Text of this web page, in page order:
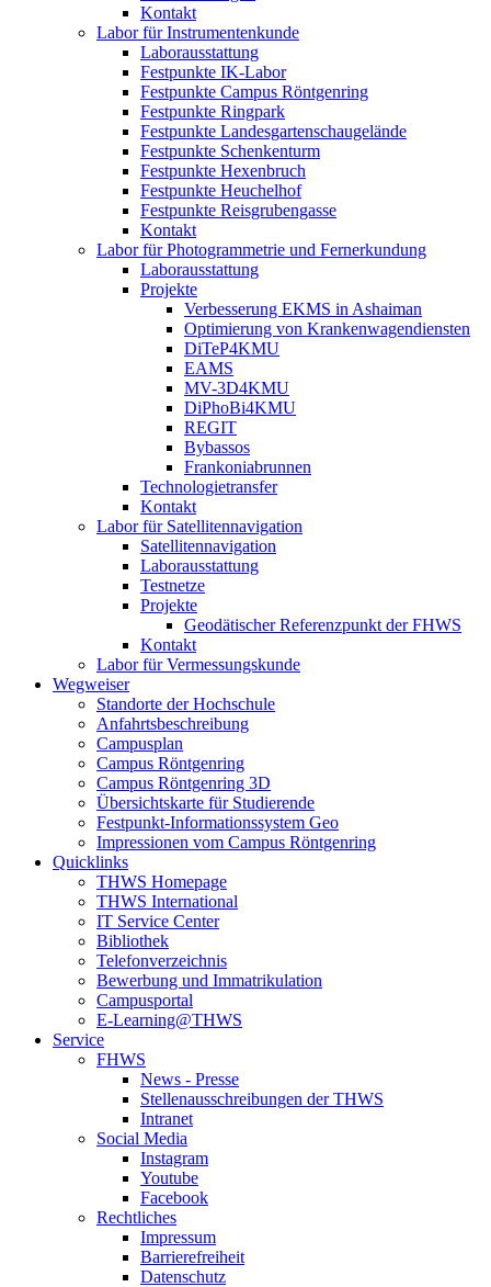
Kontakt
Labor für Instrumentenkunde
Laborausstattung
Festpunkte IK-Labor
Festpunkte Campus Röntgenring
Festpunkte Ringpark
Festpunkte Landesgartenschaugelände
Festpunkte Schenkenturm
Festpunkte Hexenbruch
Festpunkte Heuchelhof
Festpunkte Reisgrubengasse
Kontakt
Labor für Photogrammetrie und Fernerkundung
Laborausstattung
Projekte
Verbesserung EKMS in Ashaiman
Optimierung von Krankenwagendiensten
DiTeP4KMU
EAMS
MV-3D4KMU
DiPhoBi4KMU
REGIT
Bybassos
Frankoniabrunnen
Technologietransfer
Kontakt
Labor für Satellitennavigation
Satellitennavigation
Laborausstattung
Testnetze
Projekte
Geodätischer Referenzpunkt der FHWS
Kontakt
Labor für Vermessungskunde
Wegweiser
Standorte der Hochschule
Anfahrtsbeschreibung
Campusplan
Campus Röntgenring
Campus Röntgenring 3D
Übersichtskarte für Studierende
Festpunkt-Informationssystem Geo
Impressionen vom Campus Röntgenring
Quicklinks
THWS Homepage
THWS International
IT Service Center
Bibliothek
Telefonverzeichnis
Bewerbung und Immatrikulation
Campusportal
E-Learning@THWS
Service
FHWS
News - Presse
Stellenausschreibungen der THWS
Intranet
Social Media
Instagram
Youtube
Facebook
Rechtliches
Impressum
Barrierefreiheit
Datenschutz